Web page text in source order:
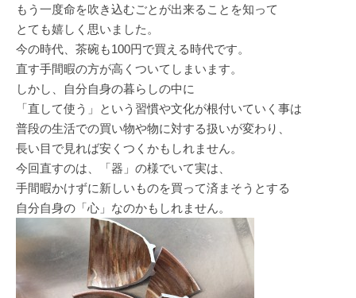
もう一度命を吹き込むごとが出来ることを知って
とても嬉しく思いました。
今の時代、茶碗も100円で買える時代です。
直す手間暇の方が高くついてしまいます。
しかし、自分自身の暮らしの中に
「直して使う」という習慣や文化が根付いていく事は
普段の生活での買い物や物に対する扱いが変わり、
長い目で見れば安くつくかもしれません。
今回直すのは、「器」の様でいて実は、
手間暇かけずに新しいものを買って済まそうとする
自分自身の「心」なのかもしれません。